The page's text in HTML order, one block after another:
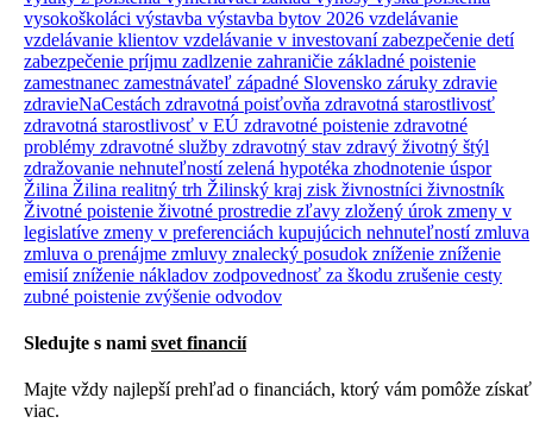
vysokoškoláci výstavba výstavba bytov 2026 vzdelávanie
vzdelávanie klientov vzdelávanie v investovanízabezpečenie detí
zabezpečenie príjmu zadlzenie zahraničie základné poistenie
zamestnanec zamestnávateľ západné Slovensko záruky zdravie
zdravieNaCestách zdravotná poisťovňa zdravotná starostlivosť
zdravotná starostlivosť v EÚ zdravotné poistenie zdravotné
problémy zdravotné služby zdravotný stav zdravý životný štýl
zdražovanie nehnuteľnostízelená hypotéka zhodnotenie úspor
Žilina Žilina realitný trh Žilinský kraj zisk živnostníci živnostník
Životné poistenie životné prostredie zľavy zložený úrok zmeny v
legislatíve zmeny v preferenciách kupujúcich nehnuteľnostízmluva
zmluva o prenájme zmluvy znalecký posudok zníženie zníženie
emisiízníženie nákladov zodpovednosť za škodu zrušenie cesty
zubné poistenie zvýšenie odvodov
Sledujte s nami svet financií
Majte vždy najlepší prehľad o financiách, ktorý vám pomôže získať
viac.